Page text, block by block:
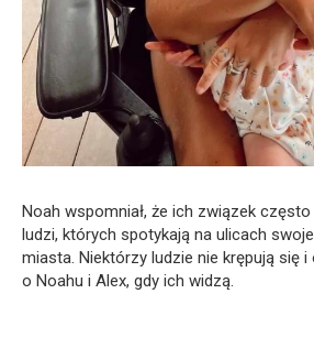
Noah wspomniał, że ich związek
ludzi, których spotykają na ulicach
miasta. Niektórzy ludzie nie krępują się
o Noahu i Alex, gdy ich widzą.